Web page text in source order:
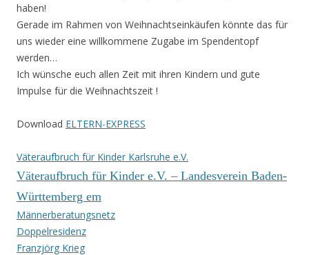
haben!
Gerade im Rahmen von Weihnachtseinkäufen könnte das für
uns wieder eine willkommene Zugabe im Spendentopf
werden…
Ich wünsche euch allen Zeit mit ihren Kindern und gute
Impulse für die Weihnachtszeit !
Download ELTERN-EXPRESS
Väteraufbruch für Kinder Karlsruhe e.V.
Väteraufbruch für Kinder e.V. – Landesverein Baden-
Württemberg em
Männerberatungsnetz
Doppelresidenz
Franzjörg Krieg